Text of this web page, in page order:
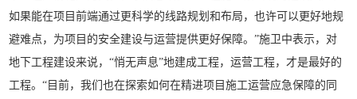
如果能在项目前端通过更科学的线路规划和布局，也许可以更好地规
避难点，为项目的安全建设与运营提供更好保障。”施卫中表示，对
地下工程建设来说，“悄无声息”地建成工程，运营工程，才是最好的
工程。“目前，我们也在探索如何在精进项目施工运营应急保障的同